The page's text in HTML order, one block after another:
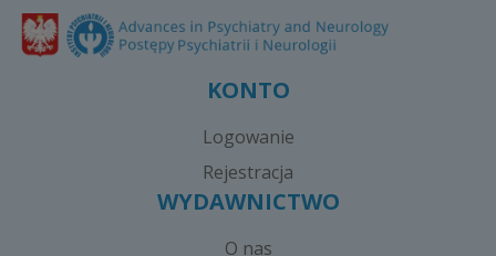
KONTO
Logowanie
Rejestracja
WYDAWNICTWO
O nas